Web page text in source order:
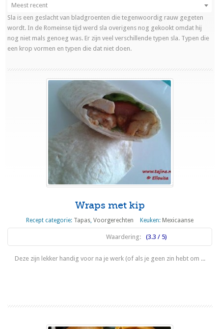
Meest recent
Sla is een geslacht van bladgroenten die tegenwoordig rauw gegeten
wordt. In de Romeinse tijd werd sla overigens nog gekookt omdat hij
nog niet mals genoeg was. Er zijn veel verschillende typen sla. Typen die
een krop vormen en typen die dat niet doen.
Wraps met kip
Recept categorie: Tapas,Voorgerechten Keuken: Mexicaanse
Waardering: (3.3 / 5)
Deze zijn lekker handig voor na je werk (of als je geen zin hebt om ...